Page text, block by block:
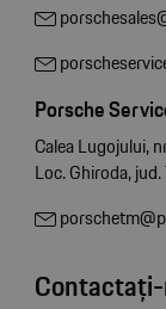
Porsche
Calea Lugojului,
Loc. Ghiroda,